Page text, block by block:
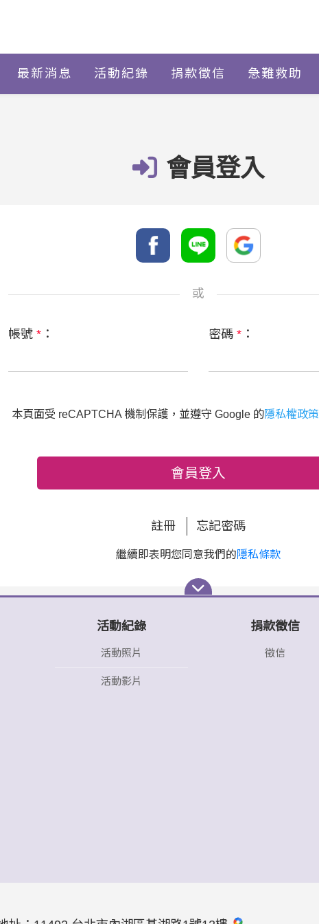
最新消息 活動紀錄 捐款徵信 急難救助
會員登入
或
帳號 * ： 密碼 * ：
本頁面受 reCAPTCHA 機制保護，並遵守 Google 的隱私權政策
會員登入
註冊 忘記密碼
繼續即表明您同意我們的隱私條款
活動紀錄
活動照片
活動影片
捐款徵信
徵信